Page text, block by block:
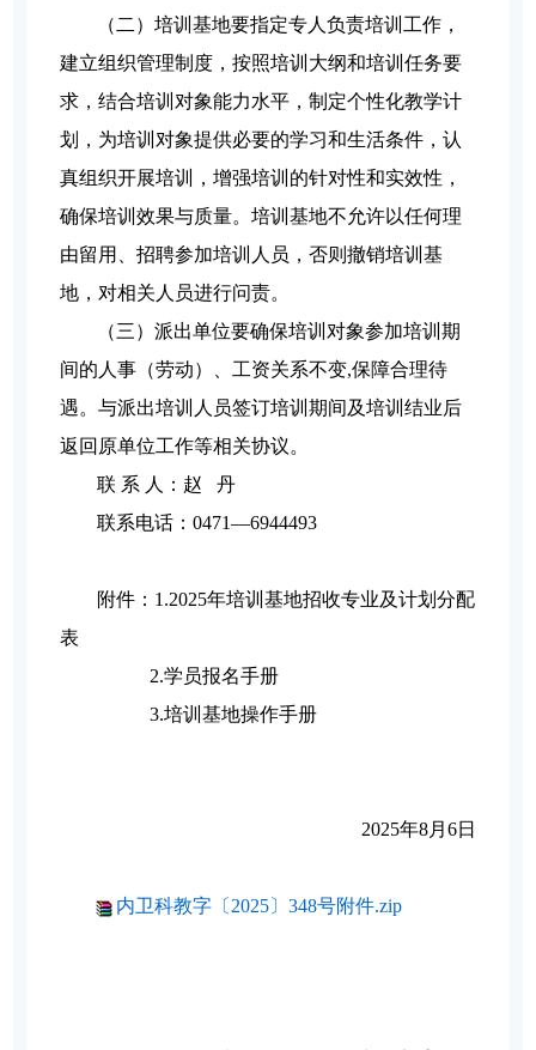
（二）培训基地要指定专人负责培训工作，
建立组织管理制度，按照培训大纲和培训任务要
求，结合培训对象能力水平，制定个性化教学计
划，为培训对象提供必要的学习和生活条件，认
真组织开展培训，增强培训的针对性和实效性，
确保培训效果与质量。培训基地不允许以任何理
由留用、招聘参加培训人员，否则撤销培训基
地，对相关人员进行问责。
（三）派出单位要确保培训对象参加培训期
间的人事（劳动）、工资关系不变,保障合理待
遇。与派出培训人员签订培训期间及培训结业后
返回原单位工作等相关协议。
联 系 人：赵 丹
联系电话：0471—6944493
附件：1.2025年培训基地招收专业及计划分配
表
2.学员报名手册
3.培训基地操作手册
2025年8月6日
内卫科教字〔2025〕348号附件.zip